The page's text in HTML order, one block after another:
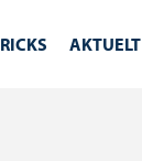
AKTUELT